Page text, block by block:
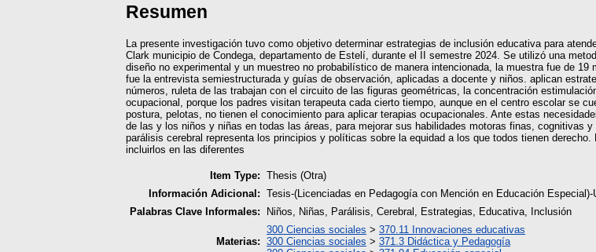
Resumen
La presente investigación tuvo como objetivo determinar estrategias de inclusión educativa para
Clark municipio de Condega, departamento de Estelí, durante el II semestre 2024. Se utilizó una
diseño no experimental y un muestreo no probabilístico de manera intencionada, la muestra fue de
fue la entrevista semiestructurada y guías de observación, aplicadas a docente y niños. aplican
números, ruleta de las trabajan con el circuito de las figuras geométricas, la concentración
ocupacional, porque los padres visitan terapeuta cada cierto tiempo, aunque en el centro escolar se
postura, pelotas, no tienen el conocimiento para aplicar terapias ocupacionales. Ante estas
de las y los niños y niñas en todas las áreas, para mejorar sus habilidades motoras finas, cognitivas
parálisis cerebral representa los principios y políticas sobre la equidad a los que todos tienen
incluirlos en las diferentes
Item Type: Thesis (Otra)
Información Adicional: Tesis-(Licenciadas en Pedagogía con Mención en Educación
Palabras Clave Informales:
Niños, Niñas, Parálisis, Cerebral, Estrategias, Educativa, Inclusión
Materias:
300 Ciencias sociales > 370.11 Innovaciones educativas
300 Ciencias sociales > 371.3 Didáctica y Pedagogía